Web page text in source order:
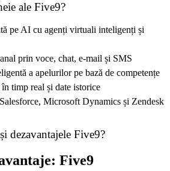
ale Five9?
pe AI cu agenți virtuali inteligenți și
prin voce, chat, e-mail și SMS
a apelurilor pe bază de competențe
timp real și date istorice
Microsoft Dynamics și Zendesk
dezavantajele Five9?
Five9